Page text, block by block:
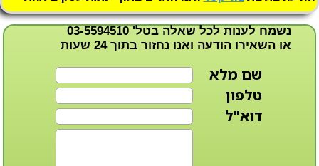
נשמח לענות לכל שאלה בטל' 03-5594510
או השאירו הודעה ואנו נחזור בתוך 24 שעות